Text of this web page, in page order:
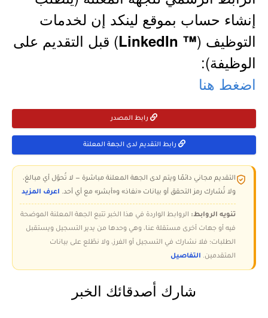
إنشاء حساب بموقع لينكد إن لخدمات
التوظيف (™ LinkedIn
) قبل التقديم على
الوظيفة):
اضغط هنا
رابط المصدر
رابط التقديم لدى الجهة المعلنة
التقديم مجاني دائمًا ويتم لدى الجهة المعلنة مباشرة — لا تُحوّل أي مبالغ،
ولا تُشارك رمز التحقق أو بيانات «نفاذ» و«أبشر» مع أي أحد. اعرف المزيد
تنويه الروابط: الروابط الواردة في هذا الخبر تتبع الجهة المعلنة الموضحة
فيه أو جهات أخرى مستقلة عنا، وهي وحدها من يدير التسجيل ويستقبل
الطلبات؛ فلا نشارك في التسجيل أو الفرز، ولا نطّلع على بيانات
المتقدمين. التفاصيل
شارك أصدقائك الخبر